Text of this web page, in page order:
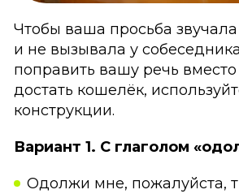
Чтобы ваша просьба
и не вызывала у
поправить вашу речь вместо
достать кошелёк,
конструкции.
Вариант 1. С глаголом
Одолжи мне, пожалуйста,